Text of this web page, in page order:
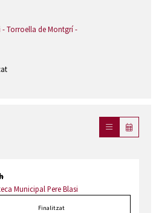
- Torroella de Montgrí -
Municipal Pere Blasi
Finalitzat